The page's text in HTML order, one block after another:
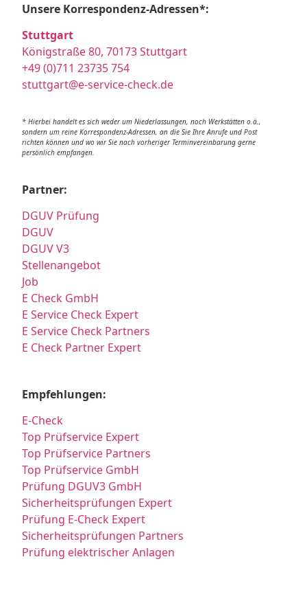
Unsere Korrespondenz-Adressen*:
Stuttgart
Königstraße 80, 70173 Stuttgart
+49 (0)711 23735 754
stuttgart@e-service-check.de
* Hierbei handelt es sich weder um Niederlassungen, noch Werkstätten o.ä.,
sondern um reine Korrespondenz-Adressen, an die Sie Ihre Anrufe und Post
richten können und wo wir Sie nach vorheriger Terminvereinbarung gerne
persönlich empfangen.
Partner:
DGUV Prüfung
DGUV
DGUV V3
Stellenangebot
Job
E Check GmbH
E Service Check Expert
E Service Check Partners
E Check Partner Expert
Empfehlungen:
E-Check
Top Prüfservice Expert
Top Prüfservice Partners
Top Prüfservice GmbH
Prüfung DGUV3 GmbH
Sicherheitsprüfungen Expert
Prüfung E-Check Expert
Sicherheitsprüfungen Partners
Prüfung elektrischer Anlagen